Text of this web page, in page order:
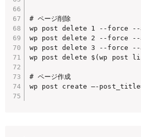
# ページ削除
wp post delete 1 --force
wp post delete 2 --force
wp post delete 3 --force
wp post delete $(wp post
# ページ作成
wp post create –-post_title=